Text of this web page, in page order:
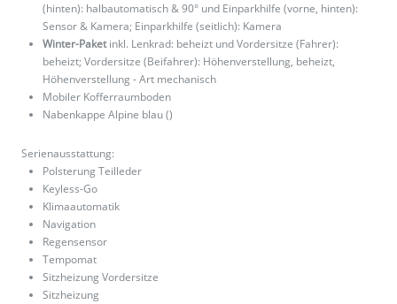
(hinten): halbautomatisch & 90° und Einparkhilfe (vorne, hinten):
Sensor & Kamera; Einparkhilfe (seitlich): Kamera
Winter-Paketinkl. Lenkrad: beheizt und Vordersitze (Fahrer):
beheizt; Vordersitze (Beifahrer): Höhenverstellung, beheizt,
Höhenverstellung - Art mechanisch
Mobiler Kofferraumboden
Nabenkappe Alpine blau ()
Serienausstattung:
Polsterung Teilleder
Keyless-Go
Klimaautomatik
Navigation
Regensensor
Tempomat
Sitzheizung Vordersitze
Sitzheizung